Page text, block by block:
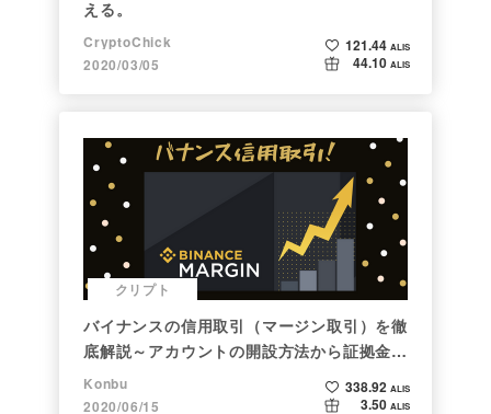
える。
CryptoChick
2020/03/05
121.44 ALIS
44.10 ALIS
クリプト
バイナンスの信用取引（マージン取引）を徹
底解説～アカウントの開設方法から証拠金計
算例まで～
Konbu
2020/06/15
338.92 ALIS
3.50 ALIS